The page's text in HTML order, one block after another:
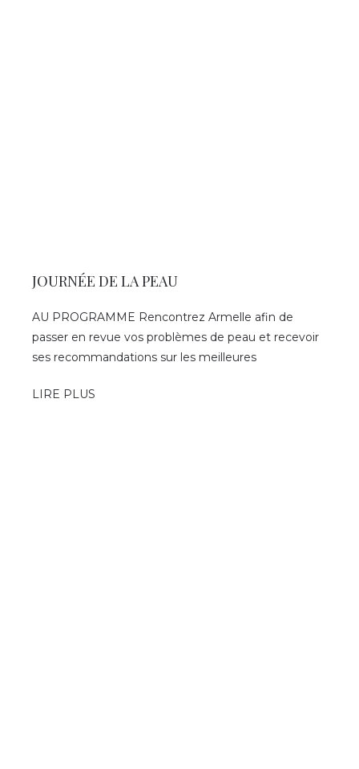
JOURNÉE DE LA PEAU
AU PROGRAMME Rencontrez Armelle afin de
passer en revue vos problèmes de peau et recevoir
ses recommandations sur les meilleures
LIRE PLUS